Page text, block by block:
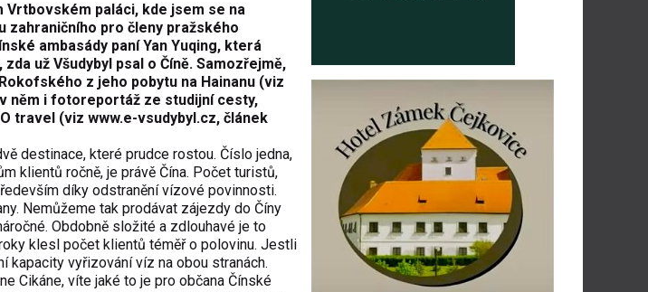
paláci, kde jsem se na
zahraničního pro členy pražského
ambasády paní Yan Yuqing, která
už Všudybyl psal o Číně. Samozřejmě,
z jeho pobytu na Hainanu (viz
v něm i fotoreportáž ze studijní cesty,
travel (viz www.e-vsudybyl.cz, článek
destinace, které prudce rostou. Číslo jedna,
klientů ročně, je právě Čína. Počet turistů,
díky odstranění vízové povinnosti.
Nemůžeme tak prodávat zájezdy do Číny
Obdobně složité a zdlouhavé je to
klesl počet klientů téměř o polovinu. Jestli
kapacity vyřizování víz na obou stranách.
Cikáne, víte jaké to je pro občana Čínské